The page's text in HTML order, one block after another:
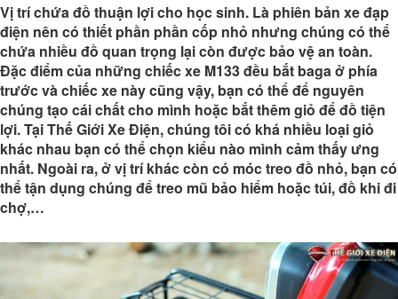
Vị trí chứa đồ thuận lợi cho học sinh. Là phiên bản xe đạp
điện nên có thiết phần phần cốp nhỏ nhưng chúng có thể
chứa nhiều đồ quan trọng lại còn được bảo vệ an toàn.
Đặc điểm của những chiếc xe M133 đều bắt baga ở phía
trước và chiếc xe này cũng vậy, bạn có thể để nguyên
chúng tạo cái chất cho mình hoặc bắt thêm giỏ để đồ tiện
lợi. Tại Thế Giới Xe Điện, chúng tôi có khá nhiều loại giỏ
khác nhau bạn có thể chọn kiểu nào mình cảm thấy ưng
nhất. Ngoài ra, ở vị trí khác còn có móc treo đồ nhỏ, bạn có
thể tận dụng chúng để treo mũ bảo hiểm hoặc túi, đồ khi đi
chợ,…